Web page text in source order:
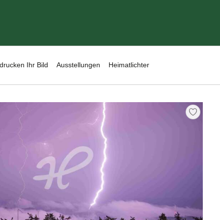
Ihr Bild Ausstellungen Heimatlichter